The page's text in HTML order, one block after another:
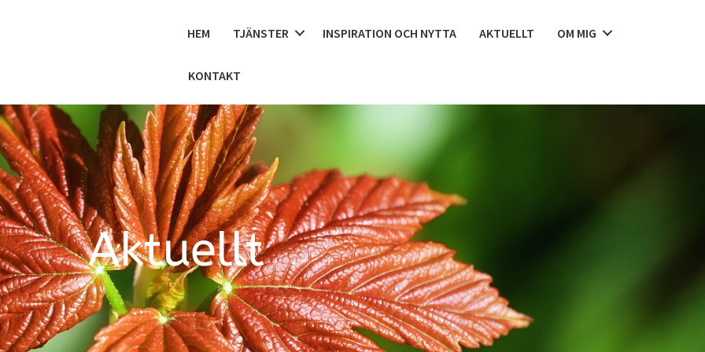
HEM TJÄNSTER INSPIRATION OCH NYTTA AKTUELLT OM MIG
KONTAKT
Aktuellt